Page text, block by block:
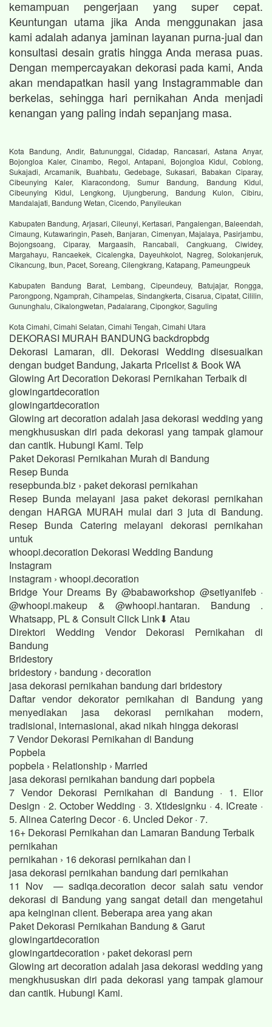
kemampuan pengerjaan yang super cepat.
Keuntungan utama jika Anda menggunakan jasa
kami adalah adanya jaminan layanan purna-jual dan
konsultasi desain gratis hingga Anda merasa puas.
Dengan mempercayakan dekorasi pada kami, Anda
akan mendapatkan hasil yang Instagrammable dan
berkelas, sehingga hari pernikahan Anda menjadi
kenangan yang paling indah sepanjang masa.
Kota Bandung, Andir, Batununggal, Cidadap, Rancasari, Astana Anyar,
Bojongloa Kaler, Cinambo, Regol, Antapani, Bojongloa Kidul, Coblong,
Sukajadi, Arcamanik, Buahbatu, Gedebage, Sukasari, Babakan Ciparay,
Cibeunying Kaler, Kiaracondong, Sumur Bandung, Bandung Kidul,
Cibeunying Kidul, Lengkong, Ujungberung, Bandung Kulon, Cibiru,
Mandalajati, Bandung Wetan, Cicendo, Panyileukan
Kabupaten Bandung, Arjasari, Cileunyi, Kertasari, Pangalengan, Baleendah,
Cimaung, Kutawaringin, Paseh, Banjaran, Cimenyan, Majalaya, Pasirjambu,
Bojongsoang, Ciparay, Margaasih, Rancabali, Cangkuang, Ciwidey,
Margahayu, Rancaekek, Cicalengka, Dayeuhkolot, Nagreg, Solokanjeruk,
Cikancung, Ibun, Pacet, Soreang, Cilengkrang, Katapang, Pameungpeuk
Kabupaten Bandung Barat, Lembang, Cipeundeuy, Batujajar, Rongga,
Parongpong, Ngamprah, Cihampelas, Sindangkerta, Cisarua, Cipatat, Cililin,
Gununghalu, Cikalongwetan, Padalarang, Cipongkor, Saguling
Kota Cimahi, Cimahi Selatan, Cimahi Tengah, Cimahi Utara
DEKORASI MURAH BANDUNG backdropbdg
Dekorasi Lamaran, dll. Dekorasi Wedding disesuaikan
dengan budget Bandung, Jakarta Pricelist & Book WA
Glowing Art Decoration Dekorasi Pernikahan Terbaik di
glowingartdecoration
glowingartdecoration
Glowing art decoration adalah jasa dekorasi wedding yang
mengkhususkan diri pada dekorasi yang tampak glamour
dan cantik. Hubungi Kami. Telp
Paket Dekorasi Pernikahan Murah di Bandung
Resep Bunda
resepbunda.biz › paket dekorasi pernikahan
Resep Bunda melayani jasa paket dekorasi pernikahan
dengan HARGA MURAH mulai dari 3 juta di Bandung.
Resep Bunda Catering melayani dekorasi pernikahan
untuk
whoopi.decoration Dekorasi Wedding Bandung
Instagram
instagram › whoopi.decoration
Bridge Your Dreams By @babaworkshop @setiyanifeb ·
@whoopi.makeup & @whoopi.hantaran. Bandung .
Whatsapp, PL & Consult Click Link⬇ Atau
Direktori Wedding Vendor Dekorasi Pernikahan di
Bandung
Bridestory
bridestory › bandung › decoration
jasa dekorasi pernikahan bandung dari bridestory
Daftar vendor dekorator pernikahan di Bandung yang
menyediakan jasa dekorasi pernikahan modern,
tradisional, internasional, akad nikah hingga dekorasi
7 Vendor Dekorasi Pernikahan di Bandung
Popbela
popbela › Relationship › Married
jasa dekorasi pernikahan bandung dari popbela
7 Vendor Dekorasi Pernikahan di Bandung · 1. Elior
Design · 2. October Wedding · 3. Xtidesignku · 4. ICreate ·
5. Alinea Catering Decor · 6. Uncled Dekor · 7.
16+ Dekorasi Pernikahan dan Lamaran Bandung Terbaik
pernikahan
pernikahan › 16 dekorasi pernikahan dan l
jasa dekorasi pernikahan bandung dari pernikahan
11 Nov — sadiqa.decoration decor salah satu vendor
dekorasi di Bandung yang sangat detail dan mengetahui
apa keinginan client. Beberapa area yang akan
Paket Dekorasi Pernikahan Bandung & Garut
glowingartdecoration
glowingartdecoration › paket dekorasi pern
Glowing art decoration adalah jasa dekorasi wedding yang
mengkhususkan diri pada dekorasi yang tampak glamour
dan cantik. Hubungi Kami.